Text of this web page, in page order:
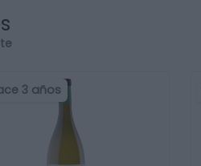
3 años